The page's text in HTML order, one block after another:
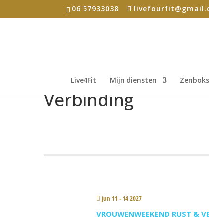
06 57933038
Live4Fit Mijn diensten
Verbinding
jun 11 - 14 2027
VROUWENWEEKEND RUST &